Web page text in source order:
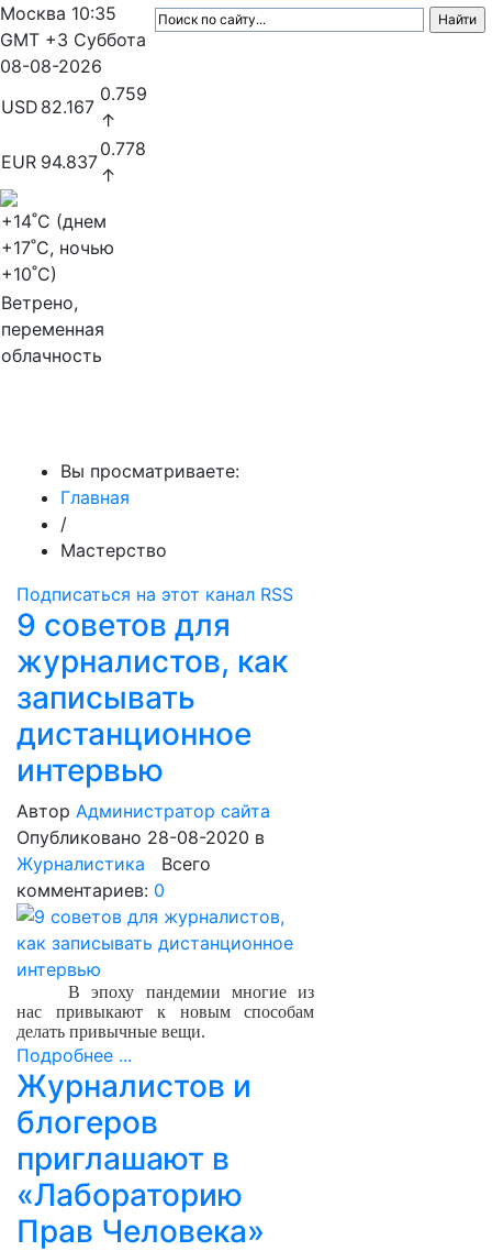
Москва 10:35
GMT +3 Суббота
08-08-2026
USD 82.167
0.759
↑
EUR 94.837
0.778
↑
+14˚C (днем
+17˚C, ночью
+10˚C)
Ветрено,
переменная
облачность
Вы просматриваете:
Главная
/
Мастерство
Подписаться на этот канал RSS
9 советов для
журналистов, как
записывать
дистанционное
интервью
Автор Администратор сайта
Опубликовано 28-08-2020 в
Журналистика Всего
комментариев: 0
В эпоху пандемии многие из
нас привыкают к новым способам
делать привычные вещи.
Подробнее ...
Журналистов и
блогеров
приглашают в
«Лабораторию
Прав Человека»